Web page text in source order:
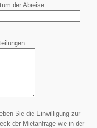
der Abreise
Sie die Einwilligung zur
der Mietanfrage wie in der